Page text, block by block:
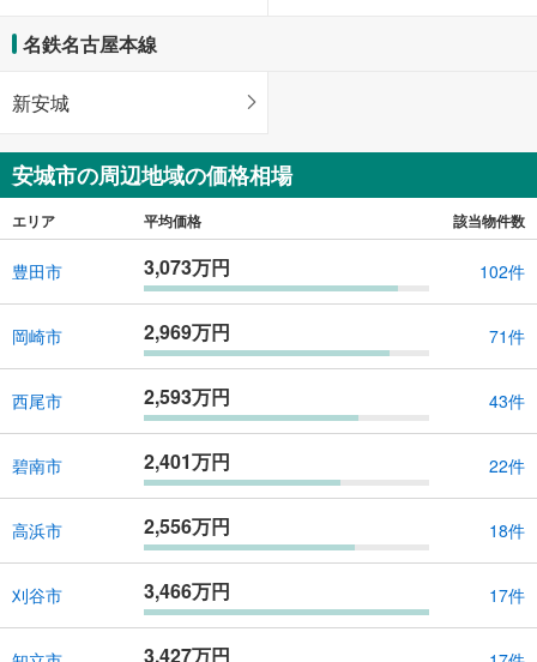
名鉄名古屋本線
新安城
安城市の周辺地域の価格相場
エリア 平均価格 該当物件数
豊田市 3,073万円 102件
岡崎市 2,969万円 71件
西尾市 2,593万円 43件
碧南市 2,401万円 22件
高浜市 2,556万円 18件
刈谷市 3,466万円 17件
3,427万円